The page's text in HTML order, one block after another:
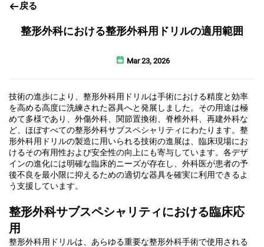
戻る
整形外科における整形外科用ドリルの適用範囲
Mar 23, 2026
技術の進歩により、整形外科用ドリルは手術における精度と効率
を高める高度に洗練された器具へと発展しました。その用途は極
めて多様であり、外傷外科、関節置換術、脊椎外科、再建外科な
ど、ほぼすべての整形外科サブスペシャリティにわたります。整
形外科用ドリルの製造に用いられる技術の進展は、臨床現場にお
けるその有用性および安全性の向上にも寄与しています。各デザ
インの進化には明確な臨床的ニーズが存在し、外科医が患者の予
後不良を最小限に抑えるための適切な器具を確実に利用できるよ
う支援しています。
整形外科サブスペシャリティにおける臨床応
用
整形外科用ドリルは、あらゆる重要な整形外科手術で使用される